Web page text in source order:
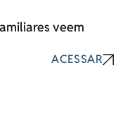
veem
ACESSAR